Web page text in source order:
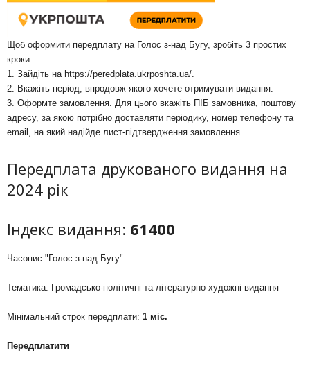
Щоб оформити передплату на Голос з-над Бугу, зробіть 3 простих
кроки:
1. Зайдіть на https://peredplata.ukrposhta.ua/
2. Вкажіть період, впродовж якого хочете отримувати видання.
3. Оформте замовлення. Для цього вкажіть ПІБ замовника, поштову
адресу, за якою потрібно доставляти періодику, номер телефону та
email, на який надійде лист-підтвердження замовлення.
Передплата друкованого видання на
2024 рік
Індекс видання: 61400
Часопис "Голос з-над Бугу"
Тематика: Громадсько-політичні та літературно-художні видання
Мінімальний строк передплати: 1 міс.
Передплатити